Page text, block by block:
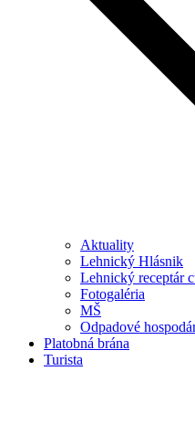
Aktuality
Lehnický Hlásnik
Lehnický receptár
Fotogaléria
MŠ
Odpadové
Platobná brána
Turista